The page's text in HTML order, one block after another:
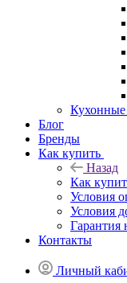
Блог
Бренды
Как купить
Назад
Как
Условия
Условия
Гарантия
Контакты
Личный